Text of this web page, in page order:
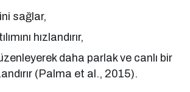
sağlar,
hızlandırır,
daha parlak ve canlı bir
(Palma et al., 2015).